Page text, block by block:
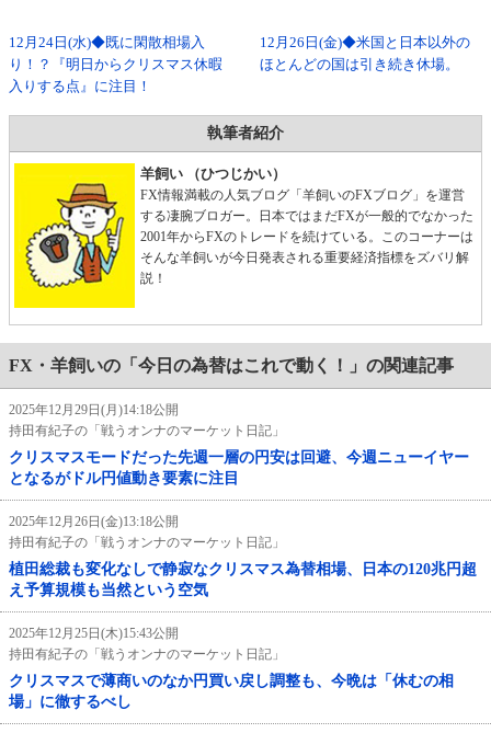
12月24日(水)◆既に閑散相場入
り！？『明日からクリスマス休暇
入りする点』に注目！
12月26日(金)◆米国と日本以外の
ほとんどの国は引き続き休場。
執筆者紹介
羊飼い （ひつじかい）
FX情報満載の人気ブログ「羊飼いのFXブログ」を運営
する凄腕ブロガー。日本ではまだFXが一般的でなかった
2001年からFXのトレードを続けている。このコーナーは
そんな羊飼いが今日発表される重要経済指標をズバリ解
説！
FX・羊飼いの「今日の為替はこれで動く！」の関連記事
2025年12月29日(月)14:18公開
持田有紀子の「戦うオンナのマーケット日記」
クリスマスモードだった先週一層の円安は回避、今週ニューイヤー
となるがドル円値動き要素に注目
2025年12月26日(金)13:18公開
持田有紀子の「戦うオンナのマーケット日記」
植田総裁も変化なしで静寂なクリスマス為替相場、日本の120兆円超
え予算規模も当然という空気
2025年12月25日(木)15:43公開
持田有紀子の「戦うオンナのマーケット日記」
クリスマスで薄商いのなか円買い戻し調整も、今晩は「休むの相
場」に徹するべし